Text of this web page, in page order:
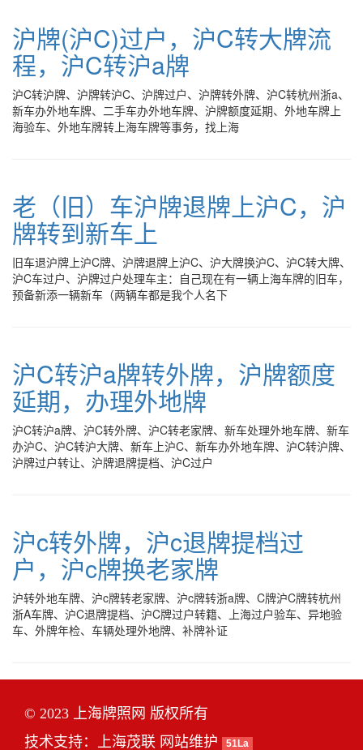
沪牌(沪C)过户，沪C转大牌流
程，沪C转沪a牌
沪C转沪牌、沪牌转沪C、沪牌过户、沪牌转外牌、沪C转杭州浙a、
新车办外地车牌、二手车办外地车牌、沪牌额度延期、外地车牌上
海验车、外地车牌转上海车牌等事务，找上海
老（旧）车沪牌退牌上沪C，沪
牌转到新车上
旧车退沪牌上沪C牌、沪牌退牌上沪C、沪大牌换沪C、沪C转大牌、
沪C车过户、沪牌过户处理车主：自己现在有一辆上海车牌的旧车，
预备新添一辆新车（两辆车都是我个人名下
沪C转沪a牌转外牌，沪牌额度
延期，办理外地牌
沪C转沪a牌、沪C转外牌、沪C转老家牌、新车处理外地车牌、新车
办沪C、沪C转沪大牌、新车上沪C、新车办外地车牌、沪C转沪牌、
沪牌过户转让、沪牌退牌提档、沪C过户
沪c转外牌，沪c退牌提档过
户，沪c牌换老家牌
沪转外地车牌、沪c牌转老家牌、沪c牌转浙a牌、C牌沪C牌转杭州
浙A车牌、沪C退牌提档、沪C牌过户转籍、上海过户验车、异地验
车、外牌年检、车辆处理外地牌、补牌补证
© 2023 上海牌照网 版权所有
技术支持： 上海茂联 网站维护 51La